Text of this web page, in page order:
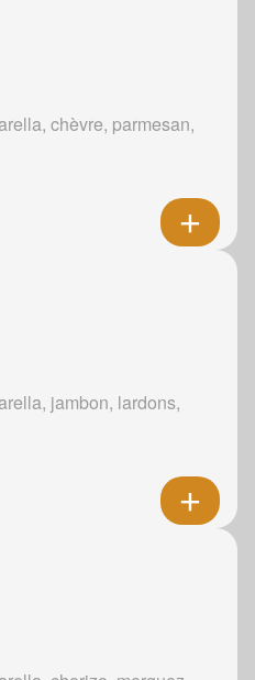
chèvre, parmesan,
jambon, lardons,